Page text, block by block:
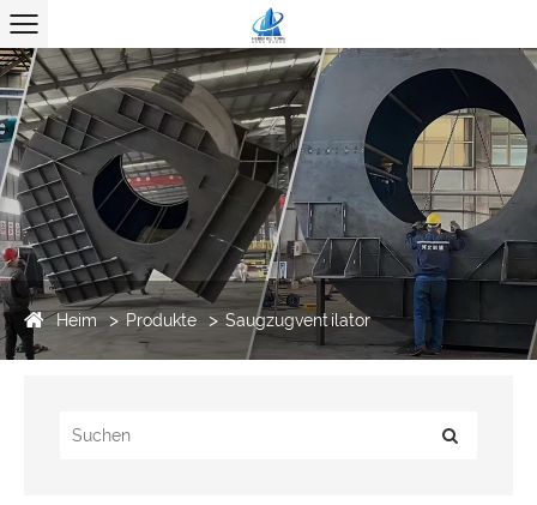
Heim Produkte Saugzugventilator